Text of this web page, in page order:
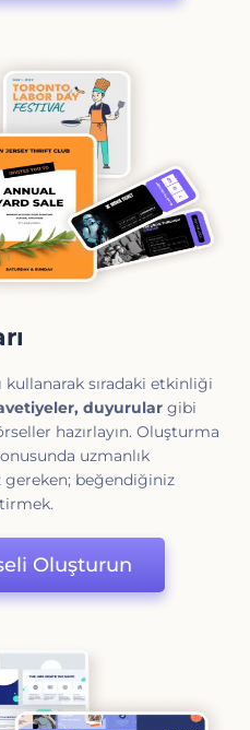
kullanarak sıradaki etkinliği
duyurular gibi
hazırlayın. Oluşturma
uzmanlık
gereken; beğendiğiniz
Oluşturun